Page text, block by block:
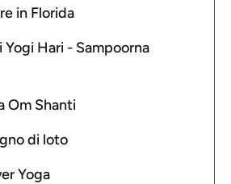
in Florida
Yogi Hari - Sampoorna
Om Shanti
di loto
Yoga